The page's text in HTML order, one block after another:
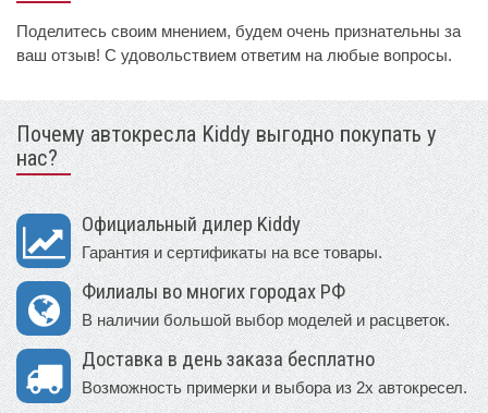
Поделитесь своим мнением, будем очень признательны за
ваш отзыв! С удовольствием ответим на любые вопросы.
Почему автокресла Kiddy выгодно покупать у
нас?
Официальный дилер Kiddy
Гарантия и сертификаты на все товары.
Филиалы во многих городах РФ
В наличии большой выбор моделей и расцветок.
Доставка в день заказа бесплатно
Возможность примерки и выбора из 2х автокресел.